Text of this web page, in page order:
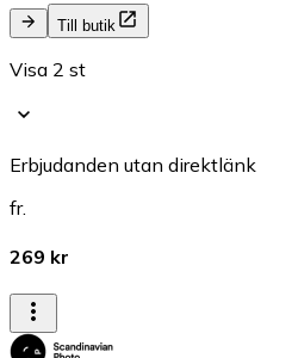
Till butik
Visa 2 st
Erbjudanden utan direktlänk
fr.
269 kr